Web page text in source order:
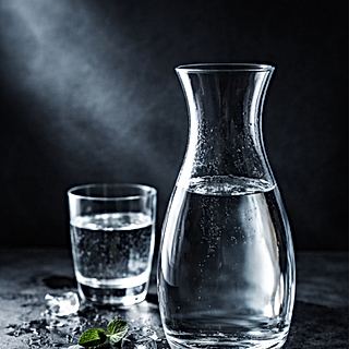
    Même lorsque l’infusion nécessite une
eau très chaude, il est déconseillé de
boire le thé brûlant. Laissez la liqueur
tiédir légèrement avant de la déguster :
    • pour préserver les arômes, qui
s’expriment mieux en dessous de la
température d’infusion,
    ​